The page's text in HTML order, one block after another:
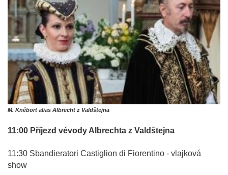
M. Kněbort alias Albrecht z Valdštejna
11:00 Příjezd vévody Albrechta z Valdštejna
11:30 Sbandieratori Castiglion di Fiorentino - vlajková
show